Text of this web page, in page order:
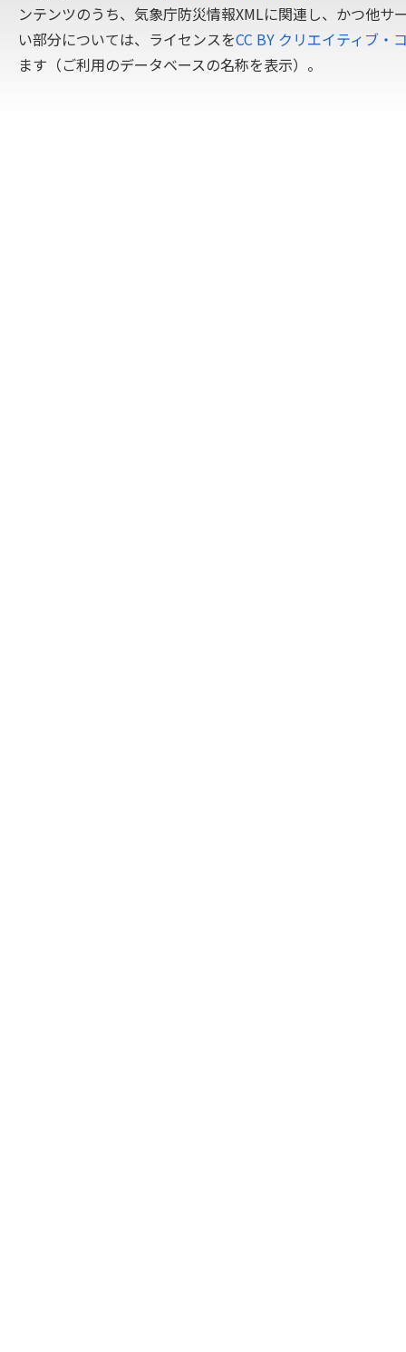
ンテンツのうち、気象庁防災情報XMLに関連し、かつ他サ
い部分については、ライセンスをCC BY クリエイティブ・
ます（ご利用のデータベースの名称を表示）。